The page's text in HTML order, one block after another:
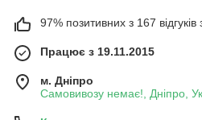
97% позитивних з 167 відгуків
Працює з 19.11.2015
м. Дніпро
Самовивозу немає!, Дніпро,